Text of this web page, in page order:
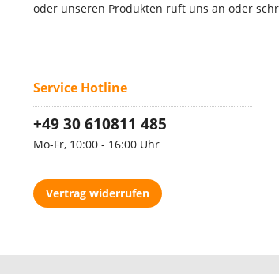
oder unseren Produkten ruft uns an oder
Service Hotline
+49 30 610811 485
Mo-Fr, 10:00 - 16:00 Uhr
Vertrag widerrufen